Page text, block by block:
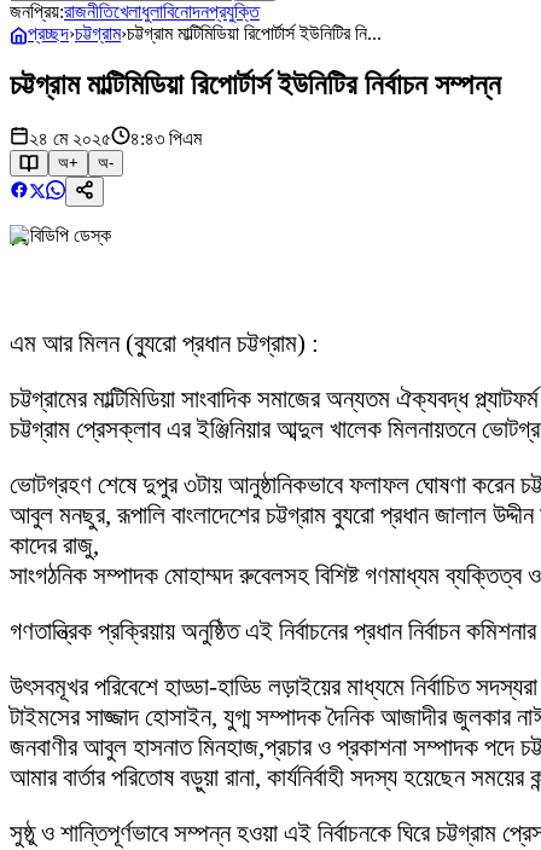
জনপ্রিয়:রাজনীতিখেলাধুলাবিনোদনপ্রযুক্তি
প্রচ্ছদ›চট্টগ্রাম›চট্টগ্রাম মাল্টিমিডিয়া রিপোর্টার্স ইউনিটির নি...
চট্টগ্রাম মাল্টিমিডিয়া রিপোর্টার্স ইউনিটির নির্বাচন সম্পন্ন
২৪ মে ২০২৫ ৪:৪৩ পিএম
অ+ অ-
বিডিপি ডেস্ক
এম আর মিলন (ব্যুরো প্রধান চট্টগ্রাম) :
চট্টগ্রামের মাল্টিমিডিয়া সাংবাদিক সমাজের অন্যতম ঐক্যবদ্ধ
চট্টগ্রাম প্রেসক্লাব এর ইঞ্জিনিয়ার আব্দুল খালেক মিলনায়তনে
ভোটগ্রহণ শেষে দুপুর ৩টায় আনুষ্ঠানিকভাবে ফলাফল ঘোষণা করেন
আবুল মনছুর, রূপালি বাংলাদেশের চট্টগ্রাম ব্যুরো প্রধান জালাল
কাদের রাজু,
সাংগঠনিক সম্পাদক মোহাম্মদ রুবেলসহ বিশিষ্ট গণমাধ্যম ব্যক্তিত্ব ও
গণতান্ত্রিক প্রক্রিয়ায় অনুষ্ঠিত এই নির্বাচনের প্রধান নির্বাচন
উৎসবমূখর পরিবেশে হাড্ডা-হাড্ডি লড়াইয়ের মাধ্যমে নির্বাচিত
টাইমসের সাজ্জাদ হোসাইন, যুগ্ম সম্পাদক দৈনিক আজাদীর জুলকার
জনবাণীর আবুল হাসনাত মিনহাজ,প্রচার ও প্রকাশনা সম্পাদক পদে
আমার বার্তার পরিতোষ বড়ুয়া রানা, কার্যনির্বাহী সদস্য হয়েছেন
সুষ্ঠু ও শান্তিপূর্ণভাবে সম্পন্ন হওয়া এই নির্বাচনকে ঘিরে চট্টগ্রাম